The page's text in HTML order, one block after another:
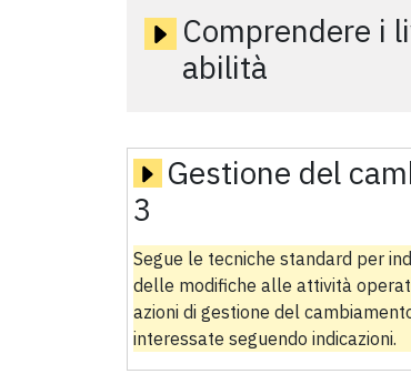
Comprendere i
abilità
Gestione del
3
Segue le tecniche standard per
delle modifiche alle attività
azioni di gestione del
interessate seguendo indicazioni.